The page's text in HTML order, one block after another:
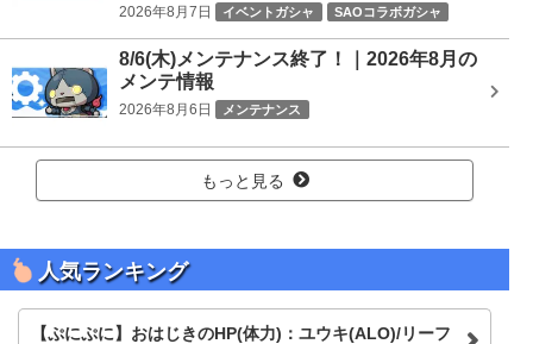
2026年8月7日 イベントガシャ SAOコラボガシャ
8/6(木)メンテナンス終了！｜2026年8月の
メンテ情報
2026年8月6日 メンテナンス
もっと見る
人気ランキング
【ぷにぷに】おはじきのHP(体力)：ユウキ(ALO)/リーフ